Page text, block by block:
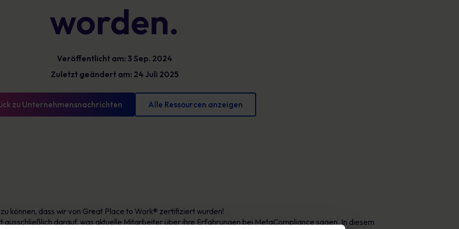
reduzieren und messbare Fortschritte
vorweisen können
Definitionen zur Cybersicherheit, die Sie kennen
solltenworden.
Veröffentlicht am: 3 Sep. 2024
Zuletzt geändert am: 24 Juli 2025
zu Unternehmensnachrichten Alle Ressourcen anzeigen
können, dass wir von Great Place to Work® zertifiziert wurden!
darauf, was aktuelle Mitarbeiter über ihre Erfahrungen bei MetaCompliance sagen. In diesem